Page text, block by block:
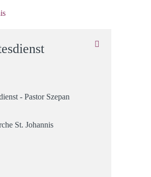
- Pastor Szepan
St. Johannis